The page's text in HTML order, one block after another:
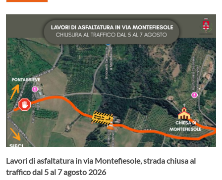
Lavori di asfaltatura in via Montefiesole, strada chiusa al
traffico dal 5 al 7 agosto 2026